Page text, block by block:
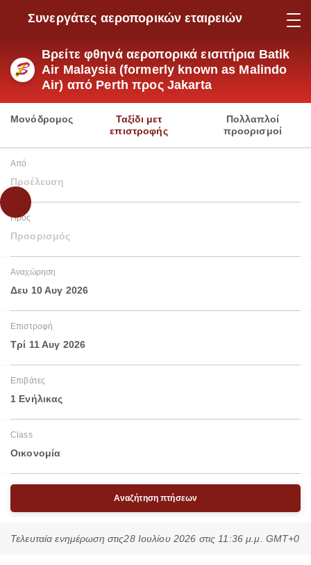
Συνεργάτες αεροπορικών εταιρειών
Βρείτε φθηνά αεροπορικά εισιτήρια Batik
Air Malaysia (formerly known as Malindo
Air) από Perth προς Jakarta
Μονόδρομος
Ταξίδι μετ
επιστροφής
Πολλαπλοί
προορισμοί
Από
Προέλευση
Προς
Προορισμός
Αναχώρηση
Δευ 10 Αυγ 2026
Επιστροφή
Τρί 11 Αυγ 2026
Επιβάτες
1 Ενήλικας
Class
Οικονομία
Αναζήτηση πτήσεων
Τελευταία ενημέρωση στις28 Ιουλίου 2026 στις 11:36 μ.μ. GMT+0